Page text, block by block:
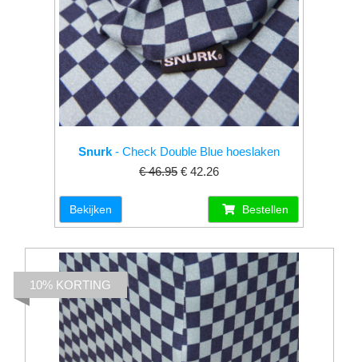
Snurk - Check Double Blue hoeslaken
€ 46.95 € 42.26
Bekijken Bestellen
10% KORTING